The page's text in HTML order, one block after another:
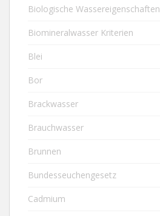
Biologische Wassereigenschaften
Biomineralwasser Kriterien
Blei
Bor
Brackwasser
Brauchwasser
Brunnen
Bundesseuchengesetz
Cadmium